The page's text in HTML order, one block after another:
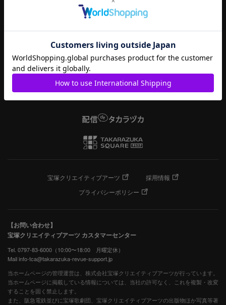
宝塚クリエイティブアーツ
採用情報
プライバシーポリシー
【お問い合わせ】
宝塚クリエイティブアーツ カスタマーセンター
Tel. 0797-83-6000（10:00〜18:00 月曜定休）
Mail info-tca@takarazuka-revue-support.jp
当ホームページの管理運営は、株式会社宝塚クリエイティブアーツが行っています。
当ホームページに掲載している情報については、当社の許可なく、これを複製・改変
することを固く禁止します。
また、阪急電鉄並びに宝塚歌劇団、宝塚クリエイティブアーツの出版物ほか写真等著